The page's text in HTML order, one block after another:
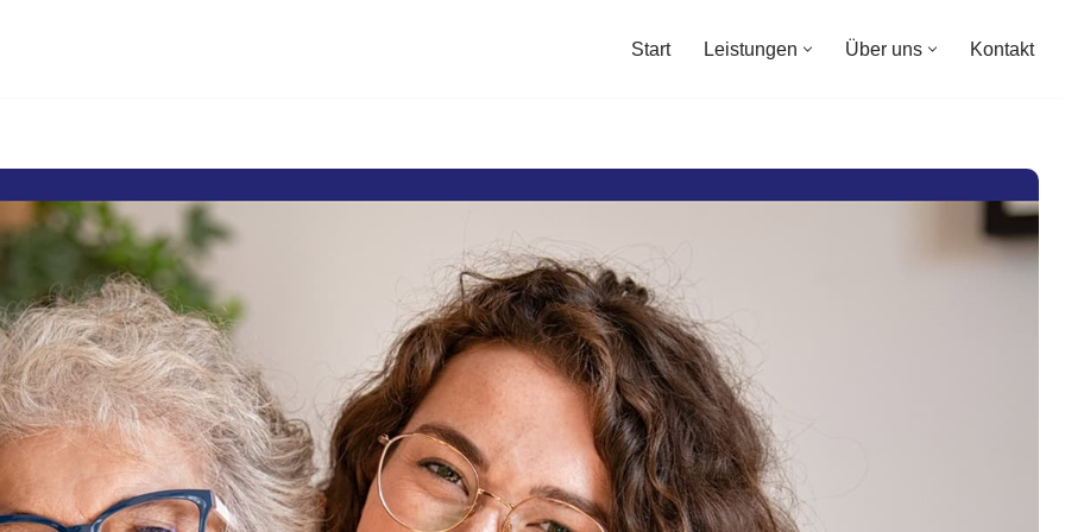
Start Leistungen Über uns Kontakt